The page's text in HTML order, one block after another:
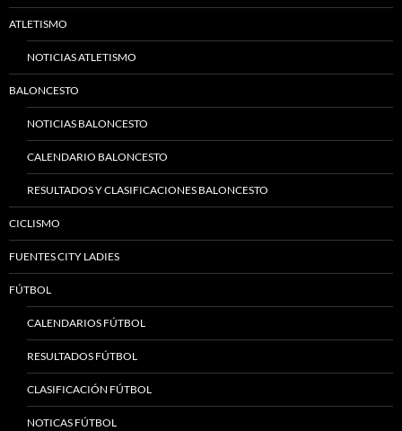
ATLETISMO
NOTICIAS ATLETISMO
BALONCESTO
NOTICIAS BALONCESTO
CALENDARIO BALONCESTO
RESULTADOS Y CLASIFICACIONES BALONCESTO
CICLISMO
FUENTES CITY LADIES
FÚTBOL
CALENDARIOS FÚTBOL
RESULTADOS FÚTBOL
CLASIFICACIÓN FÚTBOL
NOTICAS FÚTBOL